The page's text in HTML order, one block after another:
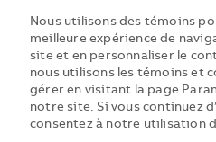
Nous utilisons des témoins
meilleure expérience de
site et en personnaliser le
nous utilisons les témoins et
gérer en visitant la page
notre site. Si vous continuez
consentez à notre utilisation